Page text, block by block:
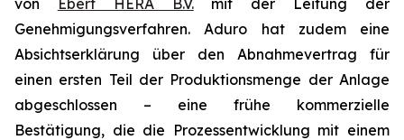
von
Ebert HERA B.V.mit der Leitung der
Genehmigungsverfahren. Aduro hat zudem eine
Absichtserklärung über den Abnahmevertrag für
einen ersten Teil der Produktionsmenge der Anlage
abgeschlossen – eine frühe kommerzielle
Bestätigung, die die Prozessentwicklung mit einem